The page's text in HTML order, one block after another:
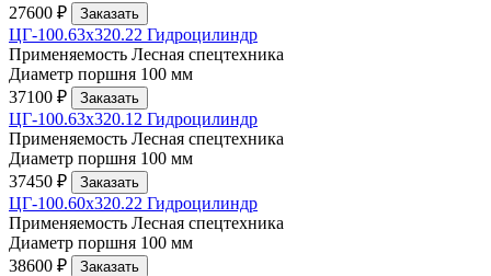
27600 ₽
Заказать
ЦГ-100.63х320.22 Гидроцилиндр
Применяемость Лесная спецтехника
Диаметр поршня 100 мм
37100 ₽
Заказать
ЦГ-100.63х320.12 Гидроцилиндр
Применяемость Лесная спецтехника
Диаметр поршня 100 мм
37450 ₽
Заказать
ЦГ-100.60х320.22 Гидроцилиндр
Применяемость Лесная спецтехника
Диаметр поршня 100 мм
38600 ₽
Заказать